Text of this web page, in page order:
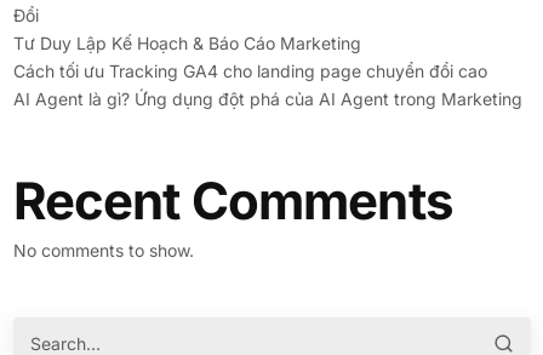
Đổi
Tư Duy Lập Kế Hoạch & Báo Cáo Marketing
Cách tối ưu Tracking GA4 cho landing page chuyển đổi cao
AI Agent là gì? Ứng dụng đột phá của AI Agent trong Marketing
Recent Comments
No comments to show.